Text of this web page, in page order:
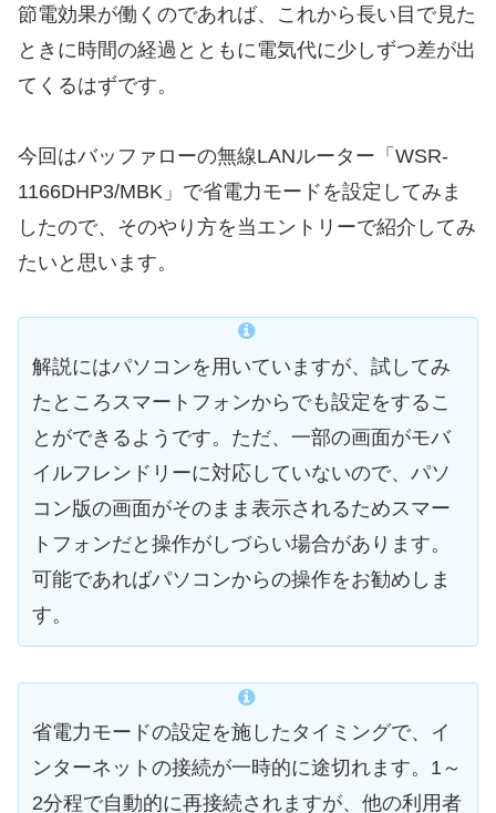
節電効果が働くのであれば、これから長い目で見た
ときに時間の経過とともに電気代に少しずつ差が出
てくるはずです。
今回はバッファローの無線LANルーター「WSR-
1166DHP3/MBK」で省電力モードを設定してみま
したので、そのやり方を当エントリーで紹介してみ
たいと思います。
解説にはパソコンを用いていますが、試してみ
たところスマートフォンからでも設定をするこ
とができるようです。ただ、一部の画面がモバ
イルフレンドリーに対応していないので、パソ
コン版の画面がそのまま表示されるためスマー
トフォンだと操作がしづらい場合があります。
可能であればパソコンからの操作をお勧めしま
す。
省電力モードの設定を施したタイミングで、イ
ンターネットの接続が一時的に途切れます。1～
2分程で自動的に再接続されますが、他の利用者